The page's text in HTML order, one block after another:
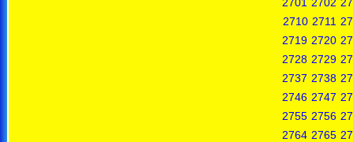
2710 2711
2719 2720
2728 2729
2737 2738
2746 2747
2755 2756
2764 2765